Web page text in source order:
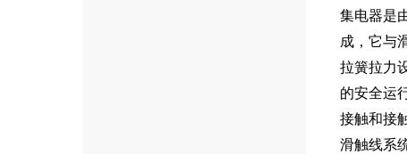
集电器是
成，它与
拉簧拉力
的安全运
接触和接
滑触线系